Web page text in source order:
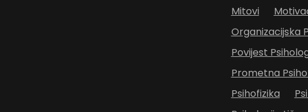
Mitovi
Organizacijska
Povijest
Prometna
Psihofizika